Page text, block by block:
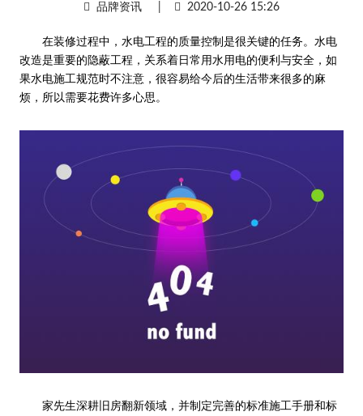
品牌资讯| 2020-10-26 15:26
在装修过程中，水电工程的质量控制是很关键的任务。水电
改造是重要的隐蔽工程，关系着日常用水用电的便利与安全，如
果水电施工规范时不注意，很容易给今后的生活带来很多的麻
烦，所以需要花费许多心思。
家先生深耕旧房翻新领域，并制定完善的标准施工手册和标